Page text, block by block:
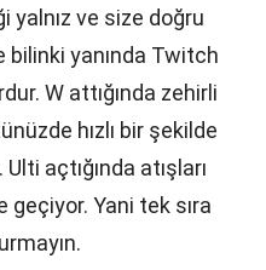
yalnız ve size doğru
bilinki yanında Twitch
W attığında zehirli
hızlı bir şekilde
açtığında atışları
geçiyor. Yani tek sıra